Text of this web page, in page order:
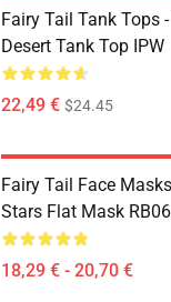
Fairy Tail Tank Tops
Desert Tank Top IPW
22,49 € $24.45
Fairy Tail Face
Stars Flat Mask
18,29 € - 20,70 €